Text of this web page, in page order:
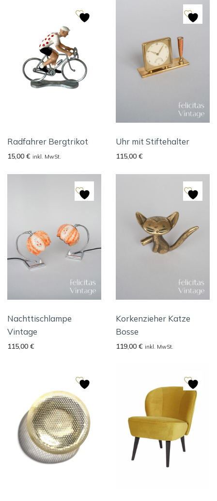
Radfahrer Bergtrikot
15,00 € inkl. MwSt.
Uhr mit Stiftehalter
115,00 €
Nachttischlampe
Vintage
115,00 €
Korkenzieher Katze
Bosse
119,00 € inkl. MwSt.